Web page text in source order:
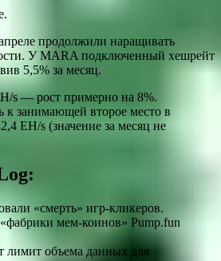
продолжили наращивать
У MARA подключенный хешрейт
5,5% за месяц.
s — рост примерно на 8%.
к занимающей второе место в
EH/s (значение за месяц не
«смерть» игр-кликеров.
мем-коинов» Pump.fun
лимит объема данных для